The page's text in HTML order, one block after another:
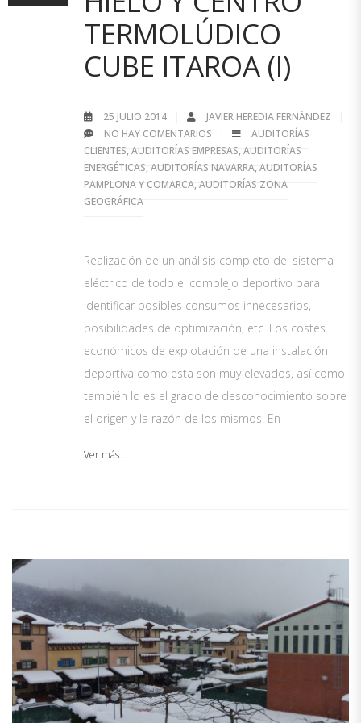
TERMOLÚDICO
CUBE ITAROA (I)
25 JULIO 2014
JAVIER HEREDIA FERNÁNDEZ
NO HAY COMENTARIOS
AUDITORÍAS
CLIENTES, AUDITORÍAS EMPRESAS, AUDITORÍAS
ENERGÉTICAS, AUDITORÍAS NAVARRA, AUDITORÍAS
PAMPLONA Y COMARCA, AUDITORÍAS ZONA
GEOGRÁFICA
Realización de un análisis completo del sistema
eléctrico de todo el complejo deportivo para
identificar posibles consumos innecesarios,
posibilidades de optimización, etc. Los costes
económicos de explotación de una instalación
deportiva como esta son muy elevados, así como
también lo es el grado de desconocimiento sobre
el origen y la razón de los mismos. En
Ver más...